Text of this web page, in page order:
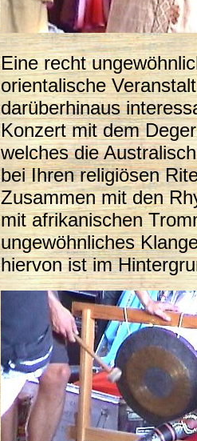
Eine recht
orientalische
darüberhinaus
Konzert mit dem
welches die
bei Ihren religiösen
Zusammen mit den
mit afrikanischen
ungewöhnliches
hiervon ist im